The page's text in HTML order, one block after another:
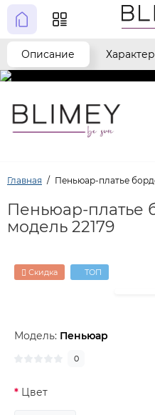
Главная Пеньюар-платье
Пеньюар-платье
модель 22179
Скидка ТОП
Модель: Пеньюар
0
Цвет
Описание